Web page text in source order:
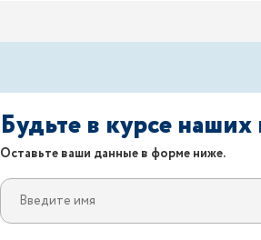
Будьте в курсе
Оставьте ваши данные в форме ниже.